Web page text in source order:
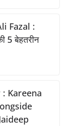
Fazal :
5 बेहतरीन
: Kareena